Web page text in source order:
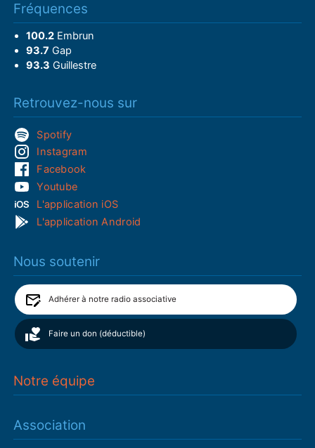
Fréquences
100.2Embrun
93.7 Gap
93.3 Guillestre
Retrouvez-nous sur
Spotify
Instagram
Facebook
Youtube
L'application iOS
L'application Android
Nous soutenir
Adhérer à notre radio associative
Faire un don (déductible)
Notre équipe
Association